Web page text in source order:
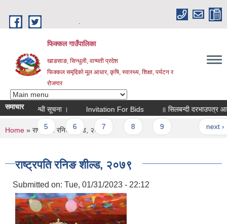
फिक्कल गाउँपालिका
खाङसाङ, सिन्धुली, वाग्मती प्रदेश
फिक्कल समृद्दिको मूल आधार, कृषि, स्वास्थ्य, शिक्षा, पर्यटन र
रोजगार
समाचारसूचना । Invitation For Bids ॥ सिलबन्दी दरभाउपत्र आव्हान
6 7 8 9 …
You are here
Home » राष्ट्रपति रनिङ शील्ड, २०७९
राष्ट्रपति रनिङ शील्ड, २०७९
Submitted on: Tue, 01/31/2023 - 22:12